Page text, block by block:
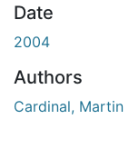
Date
2004
Authors
Cardinal, Martin